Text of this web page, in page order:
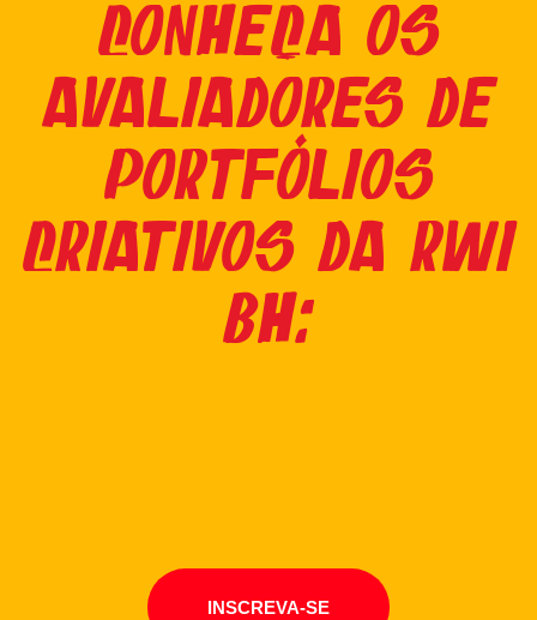
Conheça os
avaliadores de
portfólios
criativos da RWI
BH:
INSCREVA-SE